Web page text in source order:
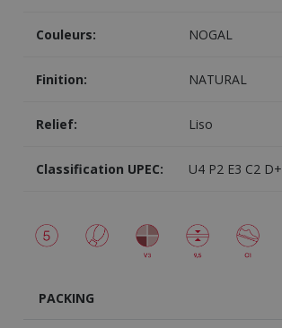
Couleurs: NOGAL
Finition: NATURAL
Relief: Liso
Classification UPEC: U4 P2 E3 C2 D+
PACKING